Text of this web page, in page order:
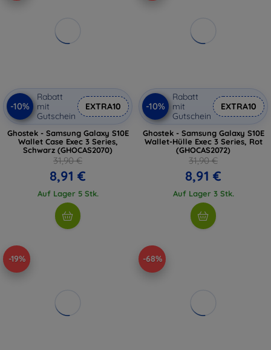
-10%
Rabatt
mit
Gutschein
EXTRA10
Ghostek - Samsung Galaxy S10E
Wallet Case Exec 3 Series,
Schwarz (GHOCAS2070)
31,90 €
8,91 €
Auf Lager 5 Stk.
-10%
Rabatt
mit
Gutschein
EXTRA10
Ghostek - Samsung Galaxy S10E
Wallet-Hülle Exec 3 Series, Rot
(GHOCAS2072)
31,90 €
8,91 €
Auf Lager 3 Stk.
-19% -68%